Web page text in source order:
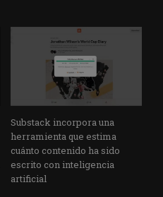
Substack incorpora una
herramienta que estima
cuánto contenido ha sido
escrito con inteligencia
artificial